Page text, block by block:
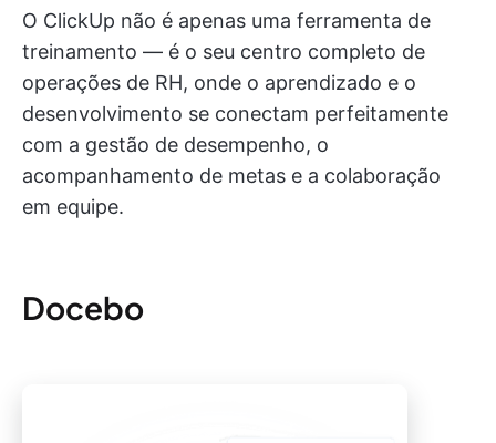
O ClickUp não é apenas uma ferramenta de
treinamento — é o seu centro completo de
operações de RH, onde o aprendizado e o
desenvolvimento se conectam perfeitamente
com a gestão de desempenho, o
acompanhamento de metas e a colaboração
em equipe.
Docebo